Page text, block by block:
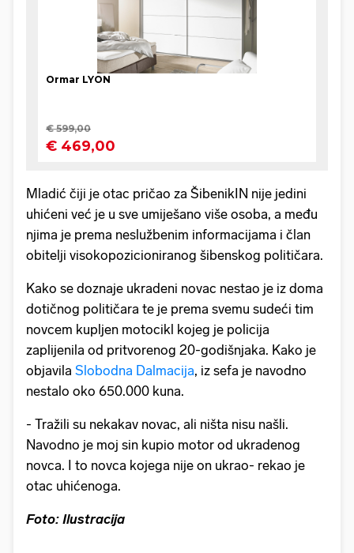
Mladić čiji je otac pričao za ŠibenikIN nije jedini
uhićeni već je u sve umiješano više osoba, a među
njima je prema neslužbenim informacijama i član
obitelji visokopozicioniranog šibenskog političara.
Kako se doznaje ukradeni novac nestao je iz doma
dotičnog političara te je prema svemu sudeći tim
novcem kupljen motocikl kojeg je policija
zaplijenila od pritvorenog 20-godišnjaka. Kako je
objavila Slobodna Dalmacija, iz sefa je navodno
nestalo oko 650.000 kuna.
- Tražili su nekakav novac, ali ništa nisu našli.
Navodno je moj sin kupio motor od ukradenog
novca. I to novca kojega nije on ukrao- rekao je
otac uhićenoga.
Foto: Ilustracija